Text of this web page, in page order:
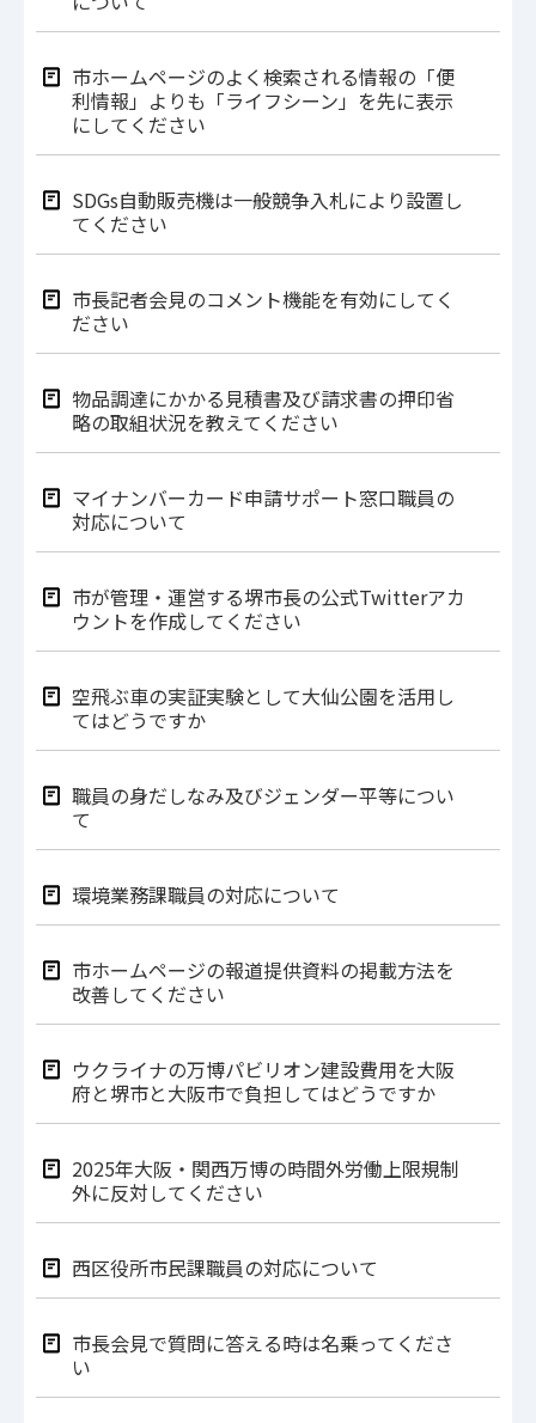
市ホームページのよく検索される情報の「便
利情報」よりも「ライフシーン」を先に表示
にしてください
SDGs自動販売機は一般競争入札により設置し
てください
市長記者会見のコメント機能を有効にしてく
ださい
物品調達にかかる見積書及び請求書の押印省
略の取組状況を教えてください
マイナンバーカード申請サポート窓口職員の
対応について
市が管理・運営する堺市長の公式Twitterアカ
ウントを作成してください
空飛ぶ車の実証実験として大仙公園を活用し
てはどうですか
職員の身だしなみ及びジェンダー平等につい
て
環境業務課職員の対応について
市ホームページの報道提供資料の掲載方法を
改善してください
ウクライナの万博パビリオン建設費用を大阪
府と堺市と大阪市で負担してはどうですか
2025年大阪・関西万博の時間外労働上限規制
外に反対してください
西区役所市民課職員の対応について
市長会見で質問に答える時は名乗ってくださ
い